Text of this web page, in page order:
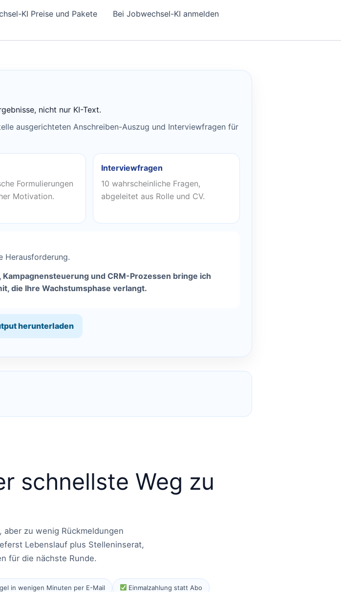
KI Preise und Pakete
Bei Jobwechsel-KI anmelden
nicht nur KI-Text.
ausgerichteten Anschreiben-Auszug und Interviewfragen für
Formulierungen
Motivation.
Interviewfragen
10 wahrscheinliche Fragen,
abgeleitet aus Rolle und CV.
Herausforderung.
und CRM-Prozessen bringe ich
die Ihre Wachstumsphase verlangt.
herunterladen
schnellste Weg zu
zu wenig Rückmeldungen
Lebenslauf plus Stelleninserat,
für die nächste Runde.
in wenigen Minuten per E-Mail Einmalzahlung statt Abo